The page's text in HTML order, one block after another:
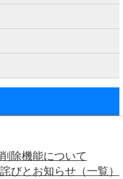
除機能について
びとお知らせ（一覧）